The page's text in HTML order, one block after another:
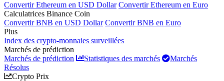
Convertir Ethereum en USD Dollar Convertir Ethereum en Euro
Calculatrices Binance Coin
Convertir BNB en USD Dollar Convertir BNB en Euro
Plus
Index des crypto-monnaies surveillées
Marchés de prédiction
Marchés de prédiction
Statistiques des marchés
Marchés
Résolus
Crypto Prix